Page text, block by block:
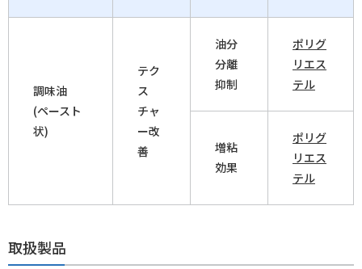
調味油
(ペースト
状)
テク
ス
チャ
ー改
善
油分
分離
抑制
ポリグ
リエス
テル
増粘
効果
ポリグ
リエス
テル
取扱製品